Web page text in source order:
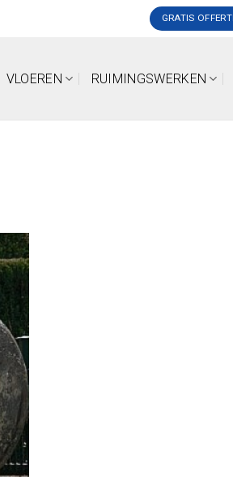
GRATIS
VLOEREN RUIMINGSWERKEN